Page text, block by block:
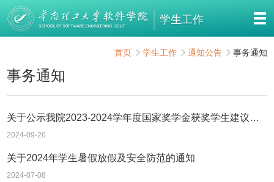
学生工作
首页 学生工作 通知公告 事务通知
事务通知
关于公示我院2023-2024学年度国家奖学金获奖学生建议名单的通知
2024-09-26
关于2024年学生暑假放假及安全防范的通知
2024-07-08